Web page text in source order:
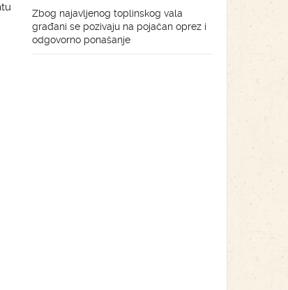
Zbog najavljenog toplinskog vala
građani se pozivaju na pojačan oprez i
odgovorno ponašanje